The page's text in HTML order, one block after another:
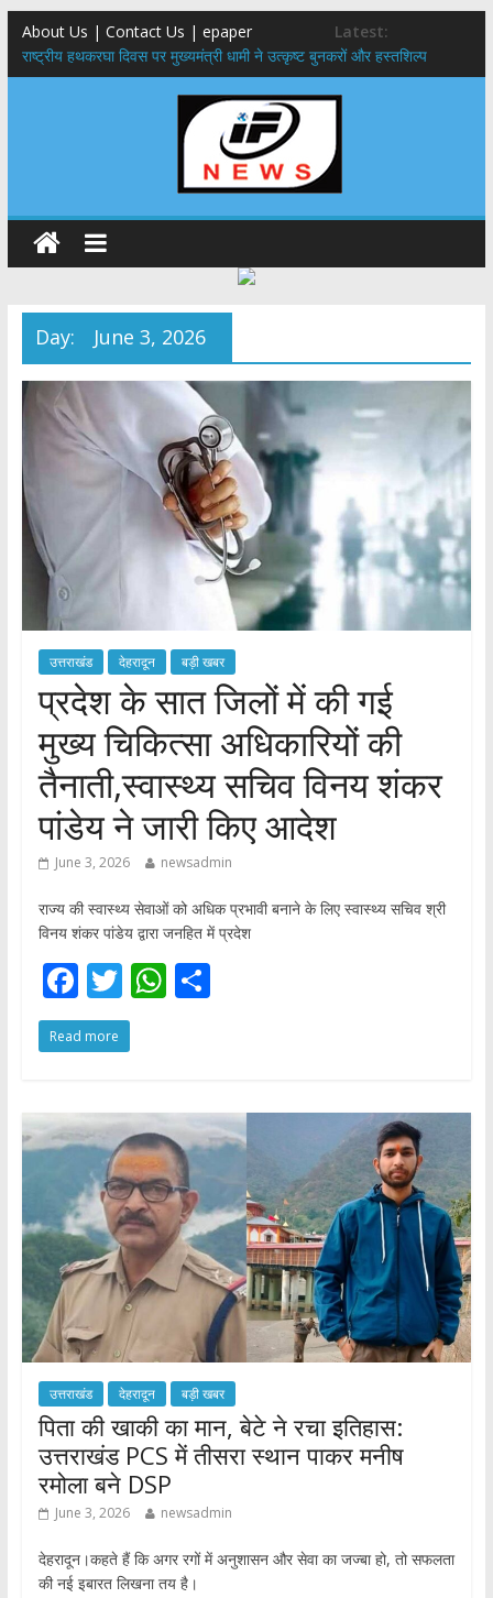
About Us | Contact Us | epaper
Latest:
राष्ट्रीय हथकरघा दिवस पर मुख्यमंत्री धामी ने उत्कृष्ट बुनकरों और हस्तशिल्प
कारीगरों को किया सम्मानित
मुख्यमंत्री ने उत्तराखण्ड क्षत्रिय कल्याण समिति की वेबसाइट एवं क्षत्रिय जागरण
मुख्यमंत्री ने हर घर तिरंगा यात्रा कार्यक्रम में किया प्रतिभाग,मुख्यमंत्री ने
प्रदेशवासियों से स्वतंत्रता दिवस पर अपने घरों में तिरंगा फहराने का किया आवाह्न
नंदा की चौकी पुल हादसा: PWD के EE, AE और JE निलंबित, सीएम धामी के निर्देश
पर सख्त कार्रवाई
मुख्यमंत्री ने 9 लाख 87 हजार17 पेंशन लाभार्थियों को कुल 146 करोड़ 32 लाख
की पेंशन राशि का किया भुगतान
Day: June 3, 2026
उत्तराखंड देहरादून बड़ी खबर
प्रदेश के सात जिलों में की गई
मुख्य चिकित्सा अधिकारियों की
तैनाती,स्वास्थ्य सचिव विनय शंकर
पांडेय ने जारी किए आदेश
June 3, 2026 newsadmin
राज्य की स्वास्थ्य सेवाओं को अधिक प्रभावी बनाने के लिए स्वास्थ्य सचिव श्री
विनय शंकर पांडेय द्वारा जनहित में प्रदेश
F
ac
e
o
o
k
T
w
itt
W
A
p
p
S
Read more
उत्तराखंड देहरादून बड़ी खबर
पिता की खाकी का मान, बेटे ने रचा इतिहास:
उत्तराखंड PCS में तीसरा स्थान पाकर मनीष
रमोला बने DSP
June 3, 2026 newsadmin
देहरादून।कहते हैं कि अगर रगों में अनुशासन और सेवा का जज्बा हो, तो सफलता
की नई इबारत लिखना तय है।